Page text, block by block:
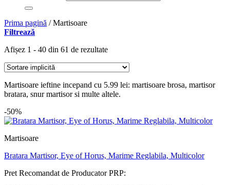
Prima pagină /Martisoare
Filtrează
Afișez 1 - 40 din 61 de rezultate
Martisoare ieftine incepand cu 5.99 lei: martisoare brosa, martisor
bratara, snur martisor si multe altele.
-50%
Martisoare
Bratara Martisor, Eye of Horus, Marime Reglabila, Multicolor
Pret Recomandat de ProducatorPRP: